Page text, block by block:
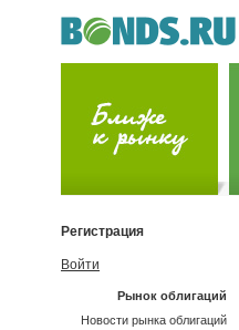
Регистрация
Войти
Рынок облигаций
Новости рынка облигаций